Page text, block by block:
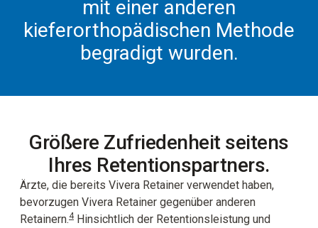
mit einer anderen
kieferorthopädischen Methode
begradigt wurden.
Größere Zufriedenheit seitens
Ihres Retentionspartners.
Ärzte, die bereits Vivera Retainer verwendet haben,
bevorzugen Vivera Retainer gegenüber anderen
Retainern.4Hinsichtlich der Retentionsleistung und